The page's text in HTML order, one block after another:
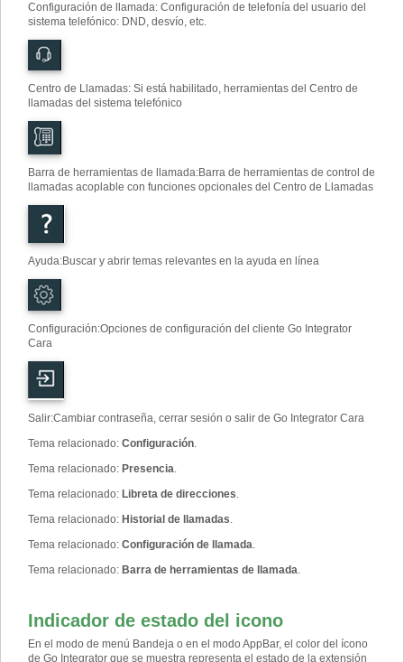
Configuración de llamada: Configuración de telefonía del usuario del
sistema telefónico: DND, desvío, etc.
Centro de Llamadas: Si está habilitado, herramientas del Centro de
llamadas del sistema telefónico
Barra de herramientas de llamada:Barra de herramientas de control de
llamadas acoplable con funciones opcionales del Centro de Llamadas
Ayuda:Buscar y abrir temas relevantes en la ayuda en línea
Configuración:Opciones de configuración del cliente Go Integrator
Cara
Salir:Cambiar contraseña, cerrar sesión o salir de Go Integrator Cara
Tema relacionado: Configuración.
Tema relacionado: Presencia.
Tema relacionado: Libreta de direcciones.
Tema relacionado: Historial de llamadas.
Tema relacionado: Configuración de llamada.
Tema relacionado: Barra de herramientas de llamada.
Indicador de estado del icono
En el modo de menú Bandeja o en el modo AppBar, el color del ícono
de Go Integrator que se muestra representa el estado de la extensión